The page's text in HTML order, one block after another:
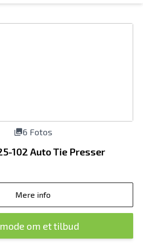
6 Fotos
102 Auto Tie Presser
Mere info
om et tilbud